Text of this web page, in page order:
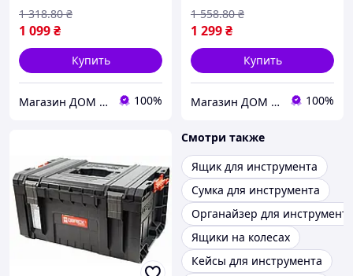
1 099₴
1 318.80 ₴
Купить
Магазин ДОМ КОМФОРТА 100%
1 299₴
1 558.80 ₴
Купить
Магазин ДОМ КОМФОРТА 100%
Смотри также
Ящик для инструмента
Сумка для инструмента
Органайзер для инструмента
Ящики на колесах
Кейсы для инструмента